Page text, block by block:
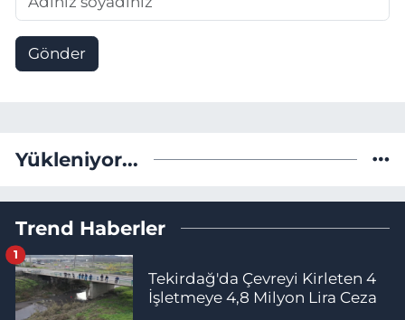
Gönder
Yükleniyor...
Trend Haberler
Tekirdağ'da Çevreyi Kirleten 4
İşletmeye 4,8 Milyon Lira Ceza
1